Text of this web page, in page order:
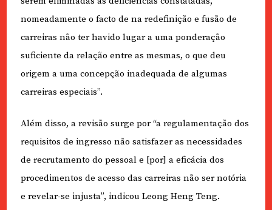
nomeadamente o facto de na redefinição e fusão de
carreiras não ter havido lugar a uma ponderação
suficiente da relação entre as mesmas, o que deu
origem a uma concepção inadequada de algumas
carreiras especiais”.
Além disso, a revisão surge por “a regulamentação dos
requisitos de ingresso não satisfazer as necessidades
de recrutamento do pessoal e [por] a eficácia dos
procedimentos de acesso das carreiras não ser notória
e revelar-se injusta”, indicou Leong Heng Teng.